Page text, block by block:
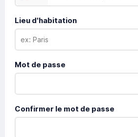
Lieu d'habitation
Mot de passe
Confirmer le mot de passe